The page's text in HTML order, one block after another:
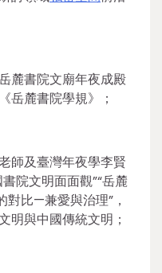
麓書院文廟年夜成殿
岳麓書院學規》；
師及臺灣年夜學李賢
院文明面面觀”“岳麓
對比—兼愛與治理”，
明與中國傳統文明；